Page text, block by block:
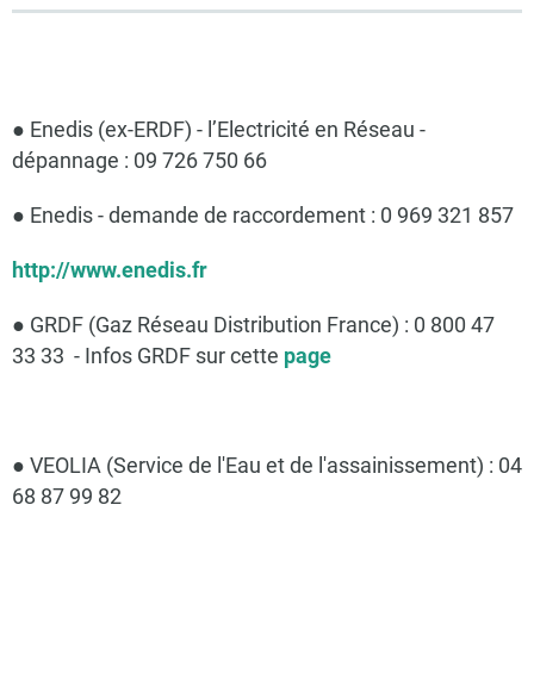
● Enedis (ex-ERDF) - l’Electricité en Réseau -
dépannage : 09 726 750 66
● Enedis - demande de raccordement : 0 969 321 857
http://www.enedis.fr
● GRDF (Gaz Réseau Distribution France) : 0 800 47
33 33 - Infos GRDF sur cette page
● VEOLIA (Service de l'Eau et de l'assainissement) : 04
68 87 99 82